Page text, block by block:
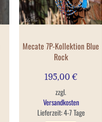
Mecate 7P-Kollektion Blue
Rock
195,00 €
zzgl.
Versandkosten
Lieferzeit:4-7 Tage